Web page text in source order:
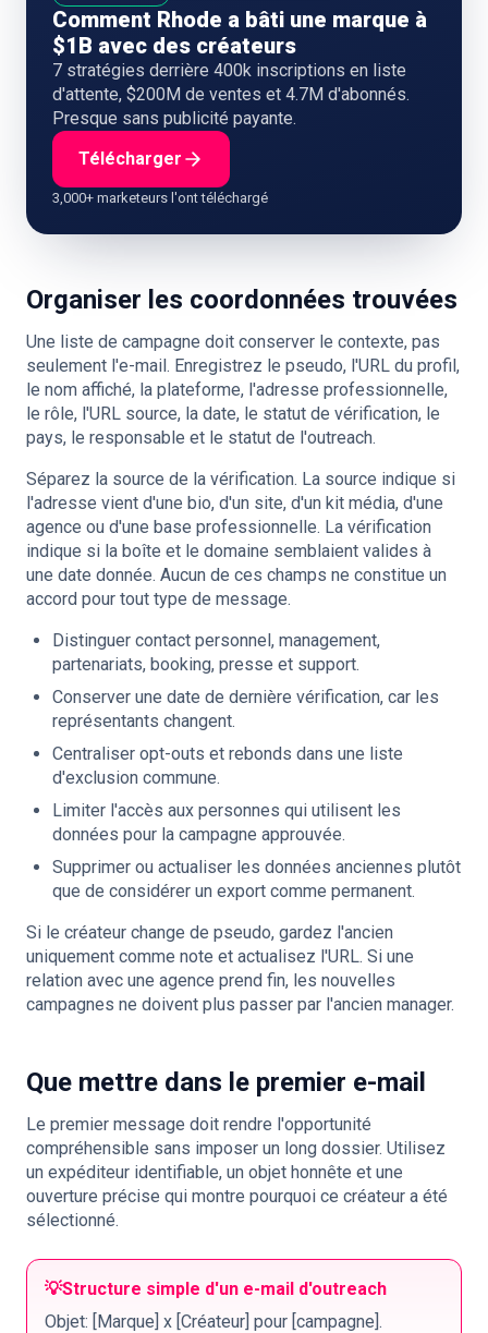
Comment Rhode a bâti une marque à
$1B avec des créateurs
7 stratégies derrière 400k inscriptions en liste
d'attente, $200M de ventes et 4.7M d'abonnés.
Presque sans publicité payante.
Télécharger
3,000+ marketeurs l'ont téléchargé
Organiser les coordonnées trouvées
Une liste de campagne doit conserver le contexte, pas
seulement l'e-mail. Enregistrez le pseudo, l'URL du profil,
le nom affiché, la plateforme, l'adresse professionnelle,
le rôle, l'URL source, la date, le statut de vérification, le
pays, le responsable et le statut de l'outreach.
Séparez la source de la vérification. La source indique si
l'adresse vient d'une bio, d'un site, d'un kit média, d'une
agence ou d'une base professionnelle. La vérification
indique si la boîte et le domaine semblaient valides à
une date donnée. Aucun de ces champs ne constitue un
accord pour tout type de message.
Distinguer contact personnel, management,
partenariats, booking, presse et support.
Conserver une date de dernière vérification, car les
représentants changent.
Centraliser opt-outs et rebonds dans une liste
d'exclusion commune.
Limiter l'accès aux personnes qui utilisent les
données pour la campagne approuvée.
Supprimer ou actualiser les données anciennes plutôt
que de considérer un export comme permanent.
Si le créateur change de pseudo, gardez l'ancien
uniquement comme note et actualisez l'URL. Si une
relation avec une agence prend fin, les nouvelles
campagnes ne doivent plus passer par l'ancien manager.
Que mettre dans le premier e-mail
Le premier message doit rendre l'opportunité
compréhensible sans imposer un long dossier. Utilisez
un expéditeur identifiable, un objet honnête et une
ouverture précise qui montre pourquoi ce créateur a été
sélectionné.
💡Structure simple d'un e-mail d'outreach
Objet: [Marque] x [Créateur] pour [campagne].